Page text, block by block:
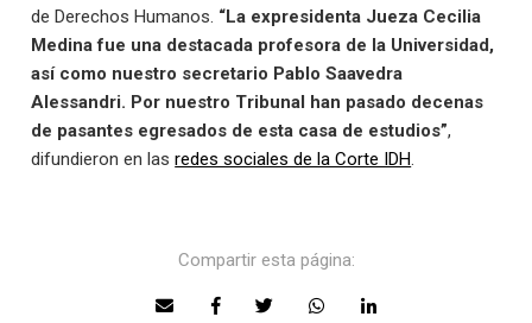
de Derechos Humanos. “La expresidenta Jueza Cecilia
Medina fue una destacada profesora de la Universidad,
así como nuestro secretario Pablo Saavedra
Alessandri. Por nuestro Tribunal han pasado decenas
de pasantes egresados de esta casa de estudios”,
difundieron en lasredes sociales de la Corte IDH.
Compartir esta página: